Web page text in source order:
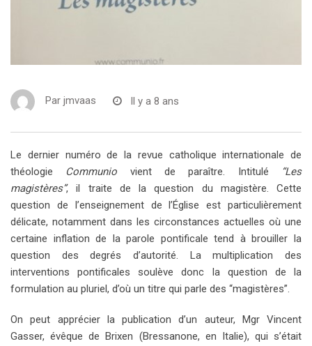
Par jmvaas Il y a 8 ans
Le dernier numéro de la revue catholique internationale de
théologie Communio vient de paraître. Intitulé
“Les
magistères”, il traite de la question du magistère. Cette
question de l’enseignement de l’Église est particulièrement
délicate, notamment dans les circonstances actuelles où une
certaine inflation de la parole pontificale tend à brouiller la
question des degrés d’autorité. La multiplication des
interventions pontificales soulève donc la question de la
formulation au pluriel, d’où un titre qui parle des “magistères”.
On peut apprécier la publication d’un auteur, Mgr Vincent
Gasser, évêque de Brixen (Bressanone, en Italie), qui s’était